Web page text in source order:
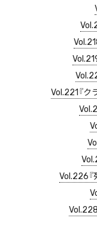
Vol.221『ク
Vol.226『
Vol.228